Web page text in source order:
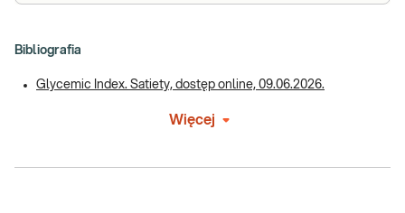
Bibliografia
Glycemic Index. Satiety, dostęp online, 09.06.2026.
Więcej